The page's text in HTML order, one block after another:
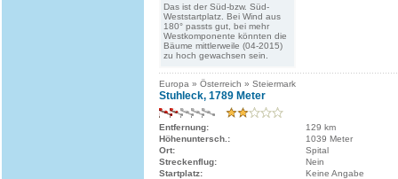
Das ist der Süd-bzw. Süd-
Weststartplatz. Bei Wind aus
180° passts gut, bei mehr
Westkomponente könnten die
Bäume mittlerweile (04-2015)
zu hoch gewachsen sein.
Europa » Österreich » Steiermark
Stuhleck, 1789 Meter
Entfernung:
129 km
Höhenuntersch.:
1039 Meter
Ort:
Spital
Streckenflug:
Nein
Startplatz:
Keine Angabe